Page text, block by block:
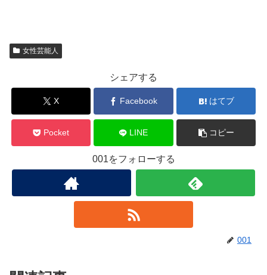
女性芸能人
シェアする
X Facebook はてブ
Pocket LINE コピー
001をフォローする
001